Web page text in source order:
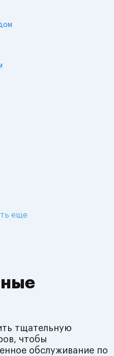
еще
тщательную
чтобы
обслуживание по